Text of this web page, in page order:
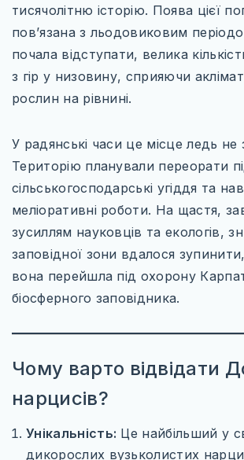
WILD AMERICA: 63 ПАРКИ
ЄВРОПЕЙСЬКІ ТЕРМАЛЬНІ СНИ
ВІДКРИЙ ПОЛЬЩУ ПО-НОВОМУ
КНИГА ЯК КАРТА
МІСТА, ЩО ЗАСНУЛИ, АЛЕ НЕ
РІЗДВЯНІ ЧАРИ ЄВРОПИ
ТРАНСПОРТ
ПРОЖИВАННЯ
СОФТ ДЛЯ ТУРИСТА
КАРТИ
тисячолітню історію. Поява цієї
пов’язана з льодовиковим
почала відступати, велика
з гір у низовину, сприяючи
рослин на рівнині.
У радянські часи це місце ледь не
Територію планували переорати
сільськогосподарські угіддя та
меліоративні роботи. На щастя,
зусиллям науковців та екологів,
заповідної зони вдалося
вона перейшла під охорону
біосферного заповідника.
Чому варто відвідати
нарцисів?
Унікальність: Це найбільший у
дикорослих вузьколистих